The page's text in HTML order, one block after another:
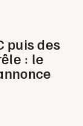
puis des
: le